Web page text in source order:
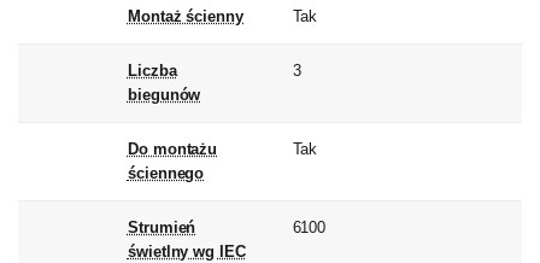
Montaż ścienny Tak
Liczba
biegunów
3
Do montażu
ściennego
Tak
Strumień
świetlny wg IEC
6100